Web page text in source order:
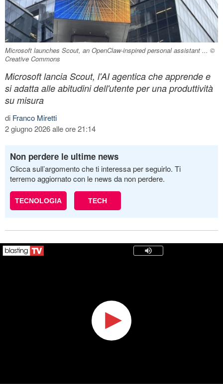
Microsoft launches Scout, an OpenClaw-inspired personal assistant ... ©
Creative Commons
Microsoft lancia Scout, l'AI agentica che apprende e
si adatta alle abitudini dell'utente per una produttività
su misura
di Franco Miretti
2 giugno 2026 alle ore 21:14
Non perdere le ultime news
Clicca sull’argomento che ti interessa per seguirlo. Ti
terremo aggiornato con le news da non perdere.
TECNOLOGIA TECH